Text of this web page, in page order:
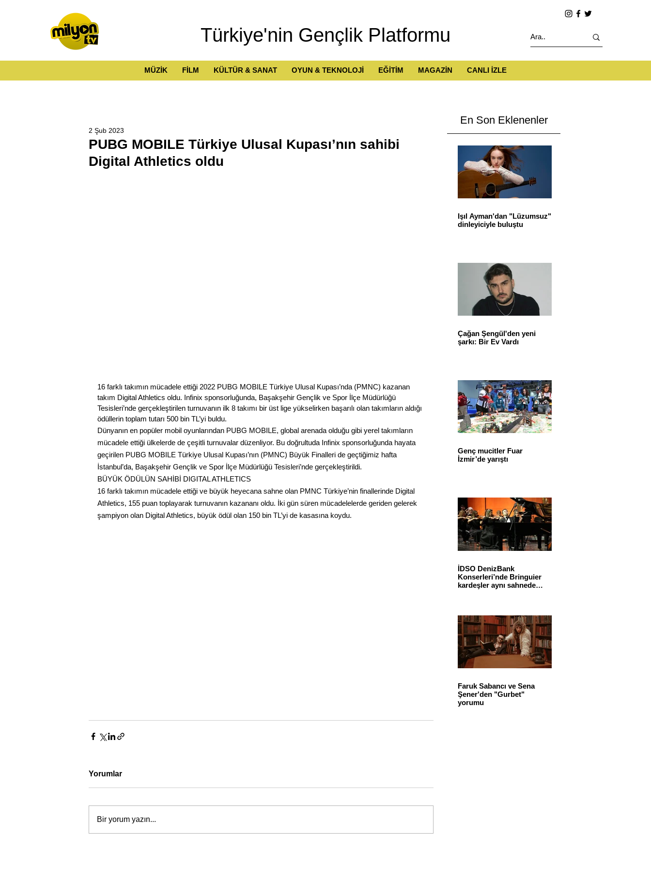
Türkiye'nin Gençlik Platformu
MÜZİK FİLM KÜLTÜR & SANAT OYUN & TEKNOLOJİ EĞİTİM MAGAZİN CANLI İZLE
PUBG MOBILE Türkiye Ulusal Kupası’nın sahibi
Digital Athletics oldu
2 Şub 2023
16 farklı takımın mücadele ettiği 2022 PUBG MOBILE Türkiye Ulusal Kupası’nda (PMNC) kazanan
takım Digital Athletics oldu. Infinix sponsorluğunda, Başakşehir Gençlik ve Spor İlçe Müdürlüğü
Tesisleri’nde gerçekleştirilen turnuvanın ilk 8 takımı bir üst lige yükselirken başarılı olan takımların aldığı
ödüllerin toplam tutarı 500 bin TL’yi buldu.
Dünyanın en popüler mobil oyunlarından PUBG MOBILE, global arenada olduğu gibi yerel takımların
mücadele ettiği ülkelerde de çeşitli turnuvalar düzenliyor. Bu doğrultuda Infinix sponsorluğunda hayata
geçirilen PUBG MOBILE Türkiye Ulusal Kupası’nın (PMNC) Büyük Finalleri de geçtiğimiz hafta
İstanbul’da, Başakşehir Gençlik ve Spor İlçe Müdürlüğü Tesisleri’nde gerçekleştirildi.
BÜYÜK ÖDÜLÜN SAHİBİ DIGITAL ATHLETICS
16 farklı takımın mücadele ettiği ve büyük heyecana sahne olan PMNC Türkiye’nin finallerinde Digital
Athletics, 155 puan toplayarak turnuvanın kazananı oldu. İki gün süren mücadelelerde geriden gelerek
şampiyon olan Digital Athletics, büyük ödül olan 150 bin TL’yi de kasasına koydu.
Yorumlar
Bir yorum yazın...
En Son Eklenenler
Işıl Ayman'dan "Lüzumsuz"
dinleyiciyle buluştu
Çağan Şengül'den yeni
şarkı: Bir Ev Vardı
Genç mucitler Fuar
İzmir’de yarıştı
İDSO DenizBank
Konserleri’nde Bringuier
kardeşler aynı sahnede
Faruk Sabancı ve Sena
Şener'den "Gurbet"
yorumu